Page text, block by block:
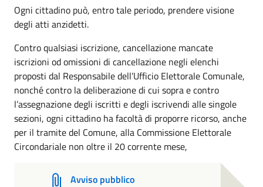
Ogni cittadino può, entro tale periodo, prendere visione
degli atti anzidetti.
Contro qualsiasi iscrizione, cancellazione mancate
iscrizioni od omissioni di cancellazione negli elenchi
proposti dal Responsabile dell’Ufficio Elettorale Comunale,
nonché contro la deliberazione di cui sopra e contro
l’assegnazione degli iscritti e degli iscrivendi alle singole
sezioni, ogni cittadino ha facoltà di proporre ricorso, anche
per il tramite del Comune, alla Commissione Elettorale
Circondariale non oltre il 20 corrente mese,
Avviso pubblico